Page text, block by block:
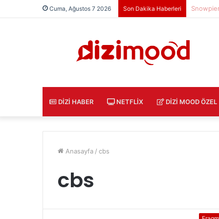
Cuma, Ağustos 7 2026 Son Dakika Haberleri Freud
DIZI HABER NETFLIX DIZI MOOD ÖZEL
Anasayfa / cbs
cbs